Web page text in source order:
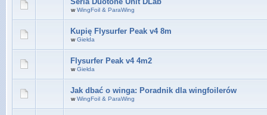
wWingFoil & ParaWing
Kupię Flysurfer Peak v4 8m
wGiełda
Flysurfer Peak v4 4m2
wGiełda
Jak dbać o winga: Poradnik dla wingfoilerów
wWingFoil & ParaWing